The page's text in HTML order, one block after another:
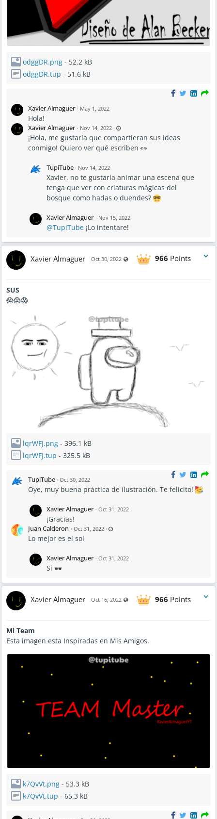
odggDR.png - 52.2 kB
odggDR.tup - 51.6 kB
Xavier Almaguer · May 1, 2022
Hola!
Xavier Almaguer · Nov 14, 2022 · L
a
s
t
u
p
d
N
o
v
1
2
0
2
8
5
¡Hola, me gustaría que compartieran sus ideas
conmigo! Quiero ver qué escriben 👀
TupiTube · Nov 14, 2022
Xavier, no te gustaría animar una escena que
tenga que ver con criaturas mágicas del
bosque como hadas o duendes?
Xavier Almaguer · Nov 15, 2022
@TupiTube ¡Lo intentare!
Xavier Almaguer Oct 30, 2022 Visible also to unregistered users
966 Points
SUS
😱😱😱
lqrWFJ.png - 396.1 kB
lqrWFJ.tup - 325.5 kB
TupiTube · Oct 30, 2022
Oye, muy buena práctica de ilustración. Te felicito!
Xavier Almaguer · Oct 31, 2022
¡Gracias!
Juan Calderon · Oct 31, 2022 · L
a
d
O
3
-
9
3
6
Lo mejor es el sol
Xavier Almaguer · Oct 31, 2022
Si
Xavier Almaguer Oct 16, 2022 Visible also to unregistered users
966 Points
Mi Team
Esta imagen esta Inspiradas en Mis Amigos.
k7QvVt.png - 53.3 kB
k7QvVt.tup - 65.3 kB